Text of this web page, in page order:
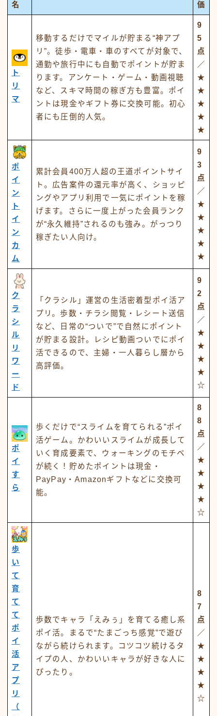
名
価
ト
リ
マ
移動するだけでマイルが貯まる“神アプ
リ”。徒歩・電車・車のすべてが対象で、
通勤や旅行中にも自動でポイントが貯ま
ります。アンケート・ゲーム・動画視聴
など、スキマ時間の稼ぎ方も豊富。ポイ
ントは現金やギフト券に交換可能。初心
者にも圧倒的人気。
9
5
点
／
★
★
★
★
★
ポ
イ
ン
ト
イ
ン
カ
ム
累計会員400万人超の王道ポイントサイ
ト。広告案件の還元率が高く、ショッピ
ングやアプリ利用で一気にポイントを稼
げます。さらに一度上がった会員ランク
が“永久維持”されるのも強み。がっつり
稼ぎたい人向け。
9
3
点
／
★
★
★
★
★
ク
ラ
シ
ル
リ
ワ
ー
ド
「クラシル」運営の生活密着型ポイ活ア
プリ。歩数・チラシ閲覧・レシート送信
など、日常の“ついで”で自然にポイント
が貯まる設計。レシピ動画ついでにポイ
活できるので、主婦・一人暮らし層から
高評価。
9
2
点
／
★
★
★
★
☆
ポ
イ
す
ら
歩くだけで“スライムを育てられる”ポイ
活ゲーム。かわいいスライムが成長して
いく育成要素で、ウォーキングのモチベ
が続く！貯めたポイントは現金・
PayPay・Amazonギフトなどに交換可
能。
8
8
点
／
★
★
★
★
☆
歩
い
て
育
て
て
ポ
イ
活
ア
プ
リ
（
歩数でキャラ「えみぅ」を育てる癒し系
ポイ活。まるで“たまごっち感覚”で遊び
ながら続けられます。コツコツ続けるタ
イプの人、かわいいキャラが好きな人に
ぴったり。
8
7
点
／
★
★
★
★
☆